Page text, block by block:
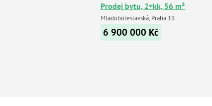
Prodej bytu, 2+kk, 56 m²
Mladoboleslavská, Praha 19
6 900 000 Kč